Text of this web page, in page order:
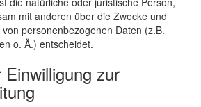
mit anderen über die Zwecke und
personenbezogenen Daten (z.B.
o. Ä.) entscheidet.
zur